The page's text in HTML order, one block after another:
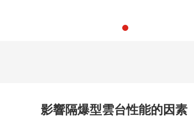
影響隔爆型雲台性能的因素